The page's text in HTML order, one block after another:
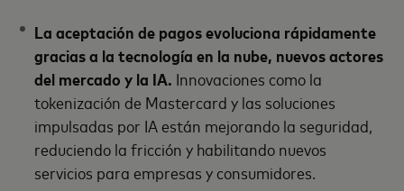
La aceptación de pagos evoluciona rápidamente
gracias a la tecnología en la nube, nuevos actores
del mercado y la IA. Innovaciones como la
tokenización de Mastercard y las soluciones
impulsadas por IA están mejorando la seguridad,
reduciendo la fricción y habilitando nuevos
servicios para empresas y consumidores.